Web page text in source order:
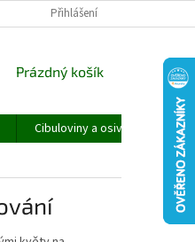
REKLAMAČNÍ ŘÁD
Přihlášení
NÁKUPNÍ
Prázdný košík
Cibuloviny a osivo